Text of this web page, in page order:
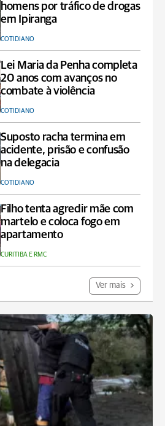
homens por tráfico de drogas
em Ipiranga
COTIDIANO
Lei Maria da Penha completa
20 anos com avanços no
combate à violência
COTIDIANO
Suposto racha termina em
acidente, prisão e confusão
na delegacia
COTIDIANO
Filho tenta agredir mãe com
martelo e coloca fogo em
apartamento
CURITIBA E RMC
Ver mais